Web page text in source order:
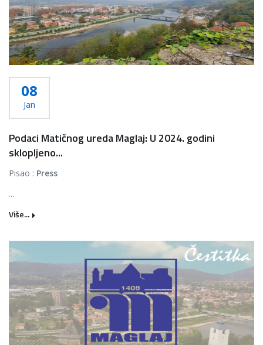
08
Jan
Podaci Matičnog ureda Maglaj: U 2024. godini
sklopljeno...
Pisao : Press
...
Više...